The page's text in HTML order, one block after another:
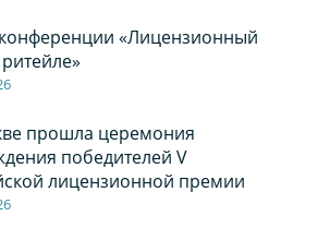
«Лицензионный
прошла церемония
победителей V
лицензионной премии